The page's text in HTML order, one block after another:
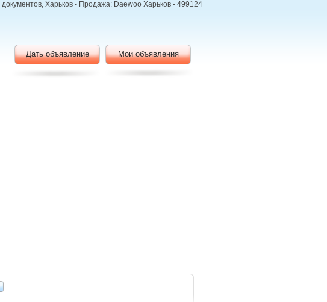
Харьков - Продажа: Daewoo Харьков - 499124
Дать объявление Мои объявления